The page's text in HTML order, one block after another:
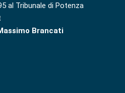
al Tribunale di Potenza
Brancati